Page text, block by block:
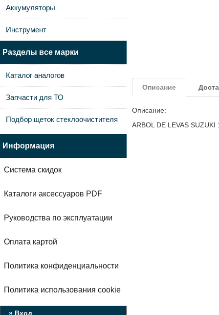
Описание
Описание:
ARBOL DE LEVAS
Аккумуляторы
Инструмент
Разделы все марки
Каталог аналогов
Запчасти для ТО
Подбор щеток стеклоочистителя
Информация
Система скидок
Каталоги аксессуаров PDF
Руководства по эксплуатации
Оплата картой
Политика конфиденциальности
Политика использования cookie
» Вход